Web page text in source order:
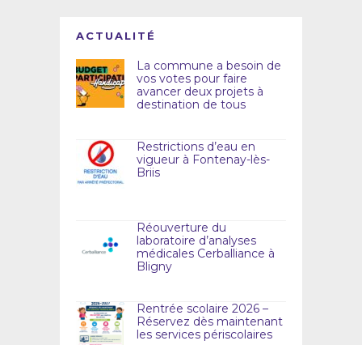
ACTUALITÉ
La commune a besoin de
vos votes pour faire
avancer deux projets à
destination de tous
Restrictions d’eau en
vigueur à Fontenay-lès-
Briis
Réouverture du
laboratoire d’analyses
médicales Cerballiance à
Bligny
Rentrée scolaire 2026 –
Réservez dès maintenant
les services périscolaires